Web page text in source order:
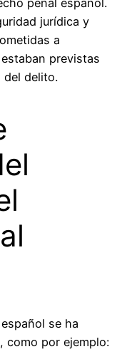
penal español.
jurídica y
a
previstas
del delito.
se ha
como por ejemplo: